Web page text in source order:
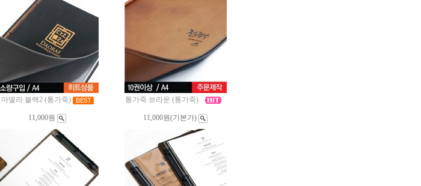
마델라 블랙2 (통가죽)
11,000원
통가죽 브라운 (통가죽)
11,000원(기본가)